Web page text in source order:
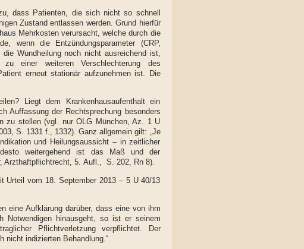
dass Patienten, die sich nicht so schnell
Zustand entlassen werden. Grund hierfür
Mehrkosten verursacht, welche durch die
wenn die Entzündungsparameter (CRP,
Wundheilung noch nicht ausreichend ist,
einer weiteren Verschlechterung des
erneut stationär aufzunehmen ist. Die
Liegt dem Krankenhausaufenthalt ein
Auffassung der Rechtsprechung besonders
zu stellen (vgl. nur OLG München, Az. 1 U
S. 1331 f., 1332). Ganz allgemein gilt: „Je
und Heilungsaussicht – in zeitlicher
weitergehend ist das Maß und der
Arzthaftpflichtrecht, 5. Aufl., S. 202, Rn 8).
Urteil vom 18. September 2013 – 5 U 40/13
eine Aufklärung darüber, dass eine von ihm
Notwendigen hinausgeht, so ist er seinem
Pflichtverletzung verpflichtet. Der
nicht indizierten Behandlung.“